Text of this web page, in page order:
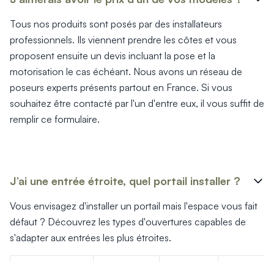
Tous nos produits sont posés par des installateurs
professionnels. Ils viennent prendre les côtes et vous
proposent ensuite un devis incluant la pose et la
motorisation le cas échéant. Nous avons un réseau de
poseurs experts présents partout en France. Si vous
souhaitez être contacté par l'un d'entre eux, il vous suffit de
remplir ce formulaire.
J’ai une entrée étroite, quel portail installer ?
Vous envisagez d'installer un portail mais l'espace vous fait
défaut ? Découvrez les types d'ouvertures capables de
s'adapter aux entrées les plus étroites.